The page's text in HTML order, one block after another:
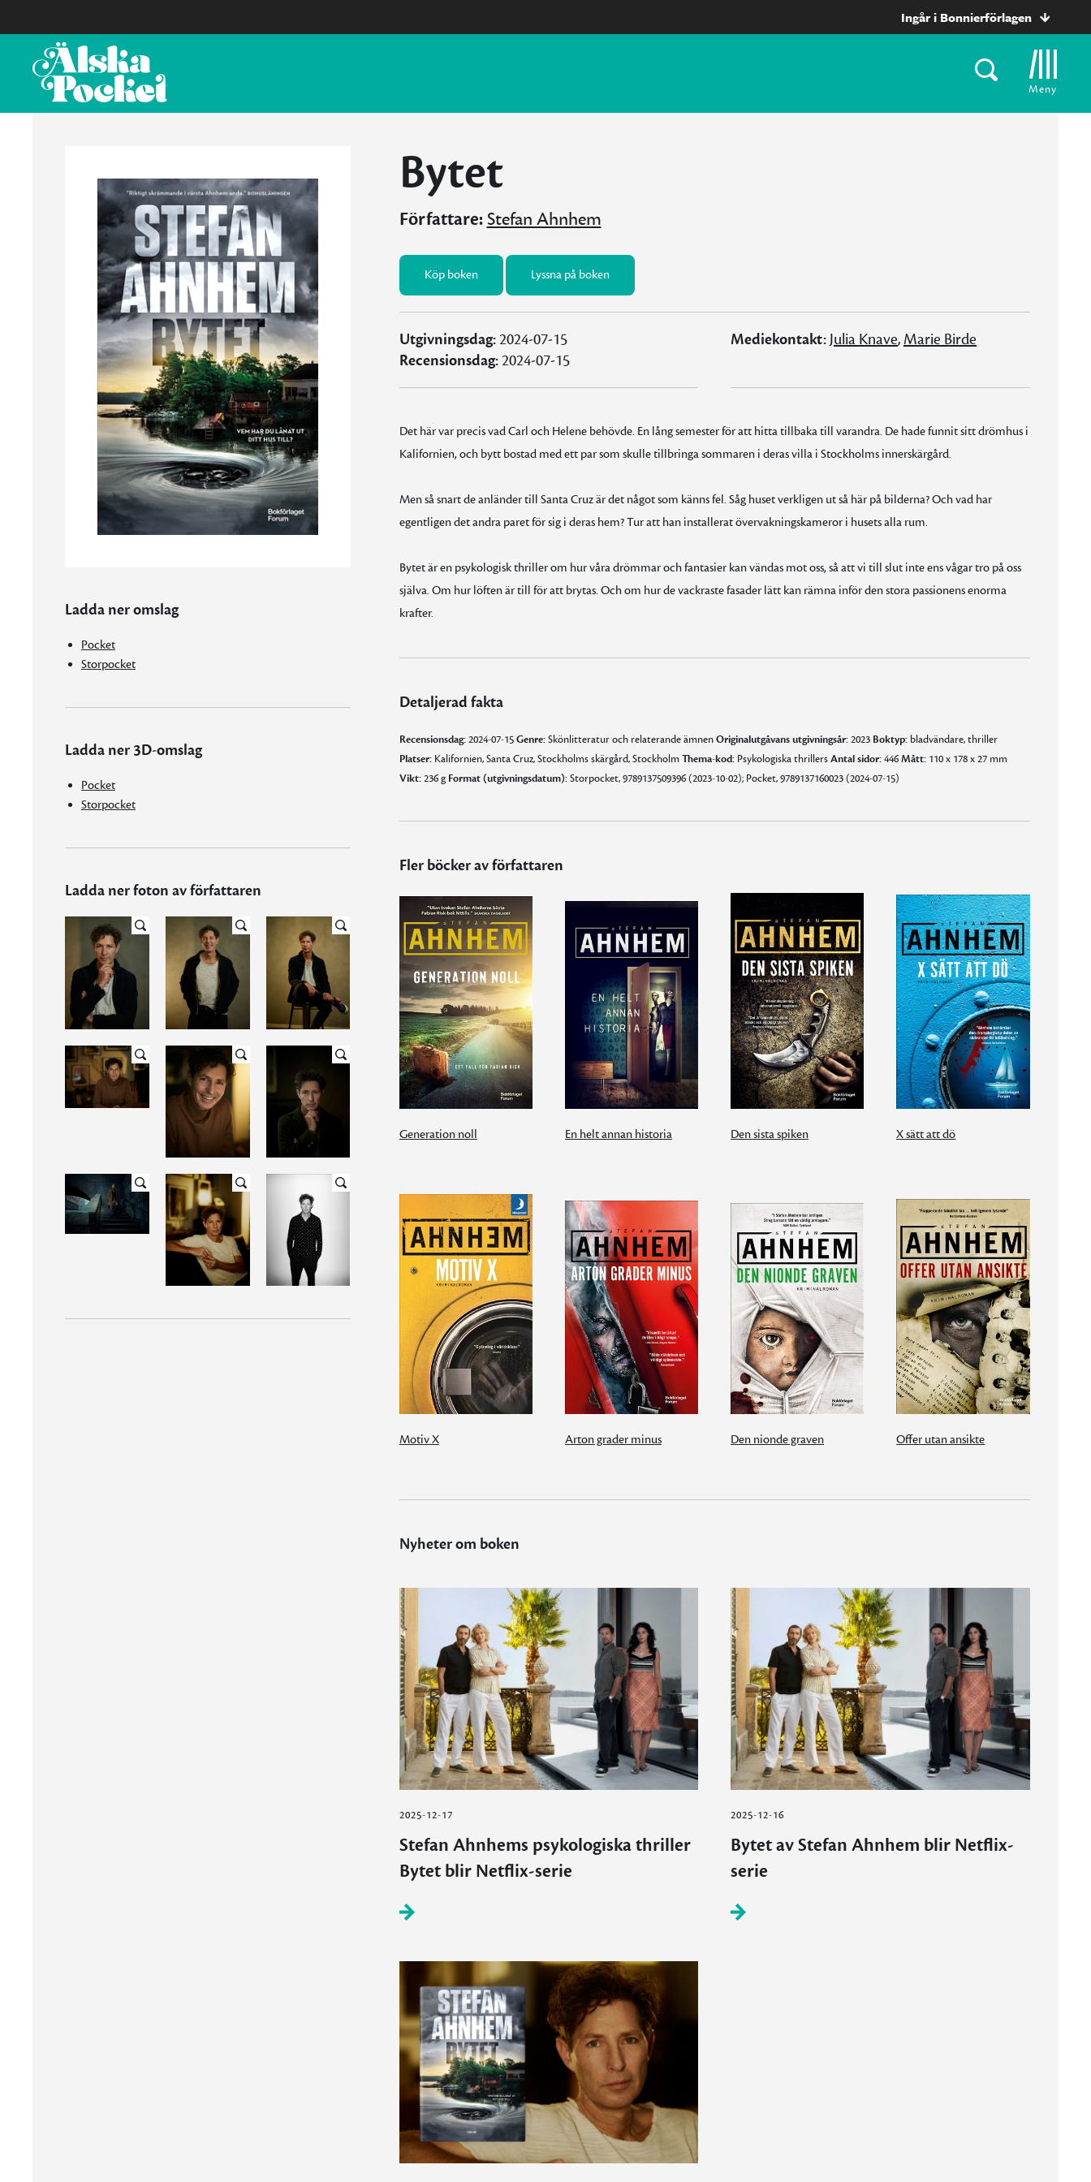
Ingår i Bonnierförlagen
Meny
Ladda ner omslag
Pocket
Storpocket
Ladda ner 3D-omslag
Pocket
Storpocket
Ladda ner foton av författaren
Bytet
Författare:Stefan Ahnhem
Köp boken Lyssna på boken
Utgivningsdag:2024-07-15
Recensionsdag:2024-07-15
Mediekontakt:Julia Knave,Marie Birde
Det här var precis vad Carl och Helene behövde. En lång semester för att hitta tillbaka till varandra. De hade funnit sitt drömhus i
Kalifornien, och bytt bostad med ett par som skulle tillbringa sommaren i deras villa i Stockholms innerskärgård.
Men så snart de anländer till Santa Cruz är det något som känns fel. Såg huset verkligen ut så här på bilderna? Och vad har
egentligen det andra paret för sig i deras hem? Tur att han installerat övervakningskameror i husets alla rum.
Bytet är en psykologisk thriller om hur våra drömmar och fantasier kan vändas mot oss, så att vi till slut inte ens vågar tro på oss
själva. Om hur löften är till för att brytas. Och om hur de vackraste fasader lätt kan rämna inför den stora passionens enorma
krafter.
Detaljerad fakta
Recensionsdag:2024-07-15Genre:Skönlitteratur och relaterande ämnenOriginalutgåvans utgivningsår:2023 Boktyp:bladvändare, thriller
Platser:Kalifornien, Santa Cruz, Stockholms skärgård, StockholmThema-kod:Psykologiska thrillersAntal sidor:446Mått:110 x 178 x 27 mm
Vikt:236 g Format (utgivningsdatum):Storpocket, 9789137509396 (2023-10-02); Pocket, 9789137160023 (2024-07-15)
Fler böcker av författaren
Generation noll En helt annan historia Den sista spiken X sätt att dö
Motiv X Arton grader minus Den nionde graven Offer utan ansikte
Nyheter om boken
2025-12-17
Stefan Ahnhems psykologiska thriller
Bytet blir Netflix-serie
2025-12-16
Bytet av Stefan Ahnhem blir Netflix-
serie